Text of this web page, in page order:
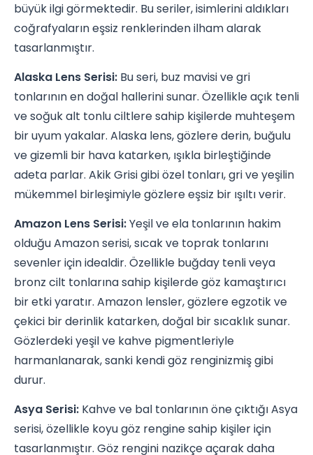
büyük ilgi görmektedir. Bu seriler, isimlerini aldıkları
coğrafyaların eşsiz renklerinden ilham alarak
tasarlanmıştır.
Alaska Lens Serisi: Bu seri, buz mavisi ve gri
tonlarının en doğal hallerini sunar. Özellikle açık tenli
ve soğuk alt tonlu ciltlere sahip kişilerde muhteşem
bir uyum yakalar. Alaska lens, gözlere derin, buğulu
ve gizemli bir hava katarken, ışıkla birleştiğinde
adeta parlar. Akik Grisi gibi özel tonları, gri ve yeşilin
mükemmel birleşimiyle gözlere eşsiz bir ışıltı verir.
Amazon Lens Serisi:Yeşil ve ela tonlarının hakim
olduğu Amazon serisi, sıcak ve toprak tonlarını
sevenler için idealdir. Özellikle buğday tenli veya
bronz cilt tonlarına sahip kişilerde göz kamaştırıcı
bir etki yaratır. Amazon lensler, gözlere egzotik ve
çekici bir derinlik katarken, doğal bir sıcaklık sunar.
Gözlerdeki yeşil ve kahve pigmentleriyle
harmanlanarak, sanki kendi göz renginizmiş gibi
durur.
Asya Serisi: Kahve ve bal tonlarının öne çıktığı Asya
serisi, özellikle koyu göz rengine sahip kişiler için
tasarlanmıştır. Göz rengini nazikçe açarak daha